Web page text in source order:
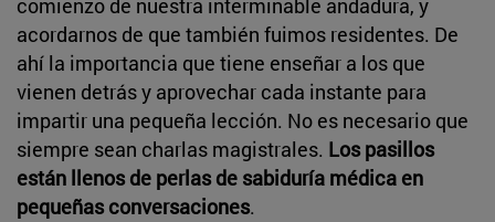
comienzo de nuestra interminable andadura, y
acordarnos de que también fuimos residentes. De
ahí la importancia que tiene enseñar a los que
vienen detrás y aprovechar cada instante para
impartir una pequeña lección. No es necesario que
siempre sean charlas magistrales. Los pasillos
están llenos de perlas de sabiduría médica en
pequeñas conversaciones.